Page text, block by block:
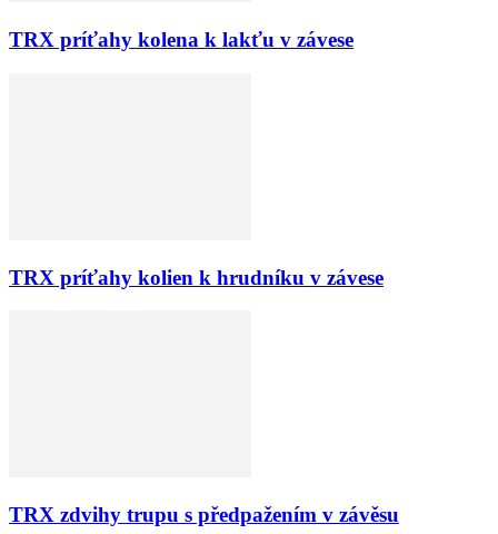
TRX príťahy kolena k lakťu v závese
TRX príťahy kolien k hrudníku v závese
TRX zdvihy trupu s předpažením v závěsu